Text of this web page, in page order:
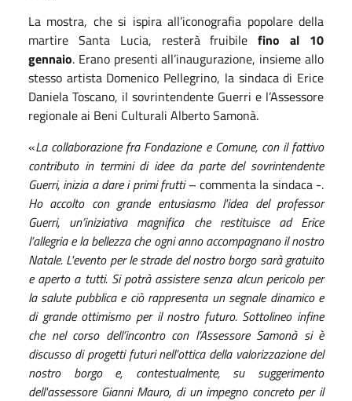
La mostra, che si ispira all’iconografia popolare della
martire Santa Lucia, resterà fruibilefino al 10
gennaio. Erano presenti all’inaugurazione, insieme allo
stesso artista Domenico Pellegrino, la sindaca di Erice
Daniela Toscano, il sovrintendente Guerri e l’Assessore
regionale ai Beni Culturali Alberto Samonà.
«La collaborazione fra Fondazione e Comune, con il fattivo
contributo in termini di idee da parte del sovrintendente
Guerri, inizia a dare i primi frutti– commenta la sindaca -.
Ho accolto con grande entusiasmo l'idea del professor
Guerri, un’iniziativa magnifica che restituisce ad Erice
l’allegria e la bellezza che ogni anno accompagnano il nostro
Natale. L'evento per le strade del nostro borgo sarà gratuito
e aperto a tutti. Si potrà assistere senza alcun pericolo per
la salute pubblica e ciò rappresenta un segnale dinamico e
di grande ottimismo per il nostro futuro. Sottolineo infine
che nel corso dell’incontro con l’Assessore Samonà si è
discusso di progetti futuri nell’ottica della valorizzazione del
nostro borgo e, contestualmente, su suggerimento
dell'assessore Gianni Mauro, di un impegno concreto per il